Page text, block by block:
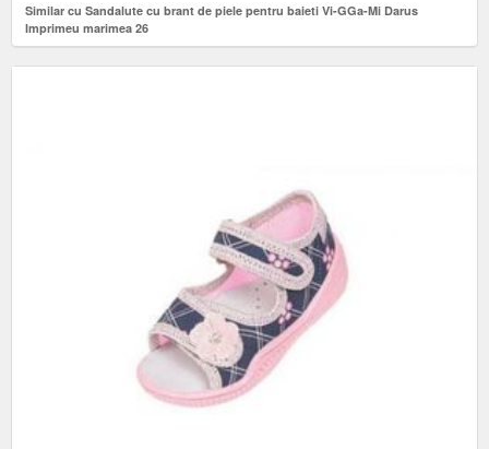
Similar cu Sandalute cu brant de piele pentru baieti Vi-GGa-Mi Darus
Imprimeu marimea 26